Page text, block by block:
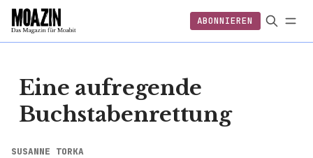
ABONNIEREN
EINLOGGEN
ABONNIEREN FOLGEN
Eine aufregende
Buchstabenrettung
SUSANNE TORKA